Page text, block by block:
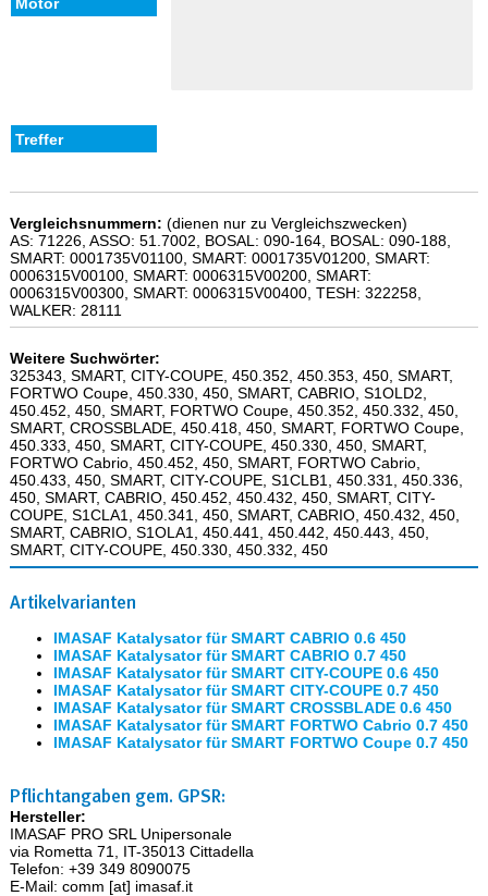
Vergleichsnummern: (dienen nur zu Vergleichszwecken)
AS: 71226, ASSO: 51.7002, BOSAL: 090-164, BOSAL: 090-188,
SMART: 0001735V01100, SMART: 0001735V01200, SMART:
0006315V00100, SMART: 0006315V00200, SMART:
0006315V00300, SMART: 0006315V00400, TESH: 322258,
WALKER: 28111
Weitere Suchwörter:
325343, SMART, CITY-COUPE, 450.352, 450.353, 450, SMART,
FORTWO Coupe, 450.330, 450, SMART, CABRIO, S1OLD2,
450.452, 450, SMART, FORTWO Coupe, 450.352, 450.332, 450,
SMART, CROSSBLADE, 450.418, 450, SMART, FORTWO Coupe,
450.333, 450, SMART, CITY-COUPE, 450.330, 450, SMART,
FORTWO Cabrio, 450.452, 450, SMART, FORTWO Cabrio,
450.433, 450, SMART, CITY-COUPE, S1CLB1, 450.331, 450.336,
450, SMART, CABRIO, 450.452, 450.432, 450, SMART, CITY-
COUPE, S1CLA1, 450.341, 450, SMART, CABRIO, 450.432, 450,
SMART, CABRIO, S1OLA1, 450.441, 450.442, 450.443, 450,
SMART, CITY-COUPE, 450.330, 450.332, 450
Artikelvarianten
IMASAF Katalysator für SMART CABRIO 0.6 450
IMASAF Katalysator für SMART CABRIO 0.7 450
IMASAF Katalysator für SMART CITY-COUPE 0.6 450
IMASAF Katalysator für SMART CITY-COUPE 0.7 450
IMASAF Katalysator für SMART CROSSBLADE 0.6 450
IMASAF Katalysator für SMART FORTWO Cabrio 0.7 450
IMASAF Katalysator für SMART FORTWO Coupe 0.7 450
Pflichtangaben gem. GPSR:
Hersteller:
IMASAF PRO SRL Unipersonale
via Rometta 71, IT-35013 Cittadella
Telefon: +39 349 8090075
E-Mail: comm [at] imasaf.it